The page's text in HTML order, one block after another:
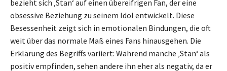
bezieht sich ‚Stan‘ auf einen übereifrigen Fan, der eine
obsessive Beziehung zu seinem Idol entwickelt. Diese
Besessenheit zeigt sich in emotionalen Bindungen, die oft
weit über das normale Maß eines Fans hinausgehen. Die
Erklärung des Begriffs variiert: Während manche ‚Stan‘ als
positiv empfinden, sehen andere ihn eher als negativ, da er